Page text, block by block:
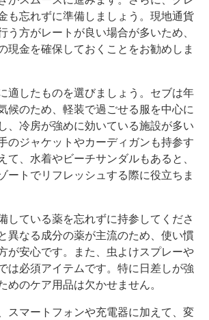
も忘れずに準備しましょう。現地通貨
う方がレートが良い場合が多いため、
現金を確保しておくことをお勧めしま
適したものを選びましょう。セブは年
候のため、軽装で過ごせる服を中心に
、冷房が強めに効いている施設が多い
のジャケットやカーディガンも持参す
て、水着やビーチサンダルもあると、
ートでリフレッシュする際に役立ちま
している薬を忘れずに持参してくださ
異なる成分の薬が主流のため、使い慣
が安心です。また、虫よけスプレーや
は必須アイテムです。特に日差しが強
めのケア用品は欠かせません。
スマートフォンや充電器に加えて、変